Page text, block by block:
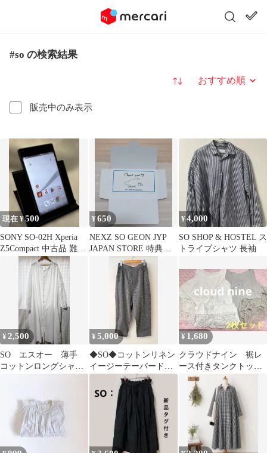
#so の検索結果
販売中のみ表示
並び替え
現在 ¥500
SONY SO-02H Xperia
Z5Compact 中古品 難あ
¥650
NEXZ SO GEON JYP
JAPAN STORE 特典カ
¥4,000
SO SHOP & HOSTEL ス
トライプシャツ 長袖
¥ 2,500
SO エスオー 薄手
コットンロングシャツ
¥5,000
◆SO◆コットンリネン
イージーテーパードパ
ンツ チャコール
¥ 1,680
クラウドナイン 裾レ
ース付きタンクトッ
プ 2枚セット